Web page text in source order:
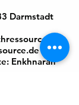
Darmstadt
Enkhnaran